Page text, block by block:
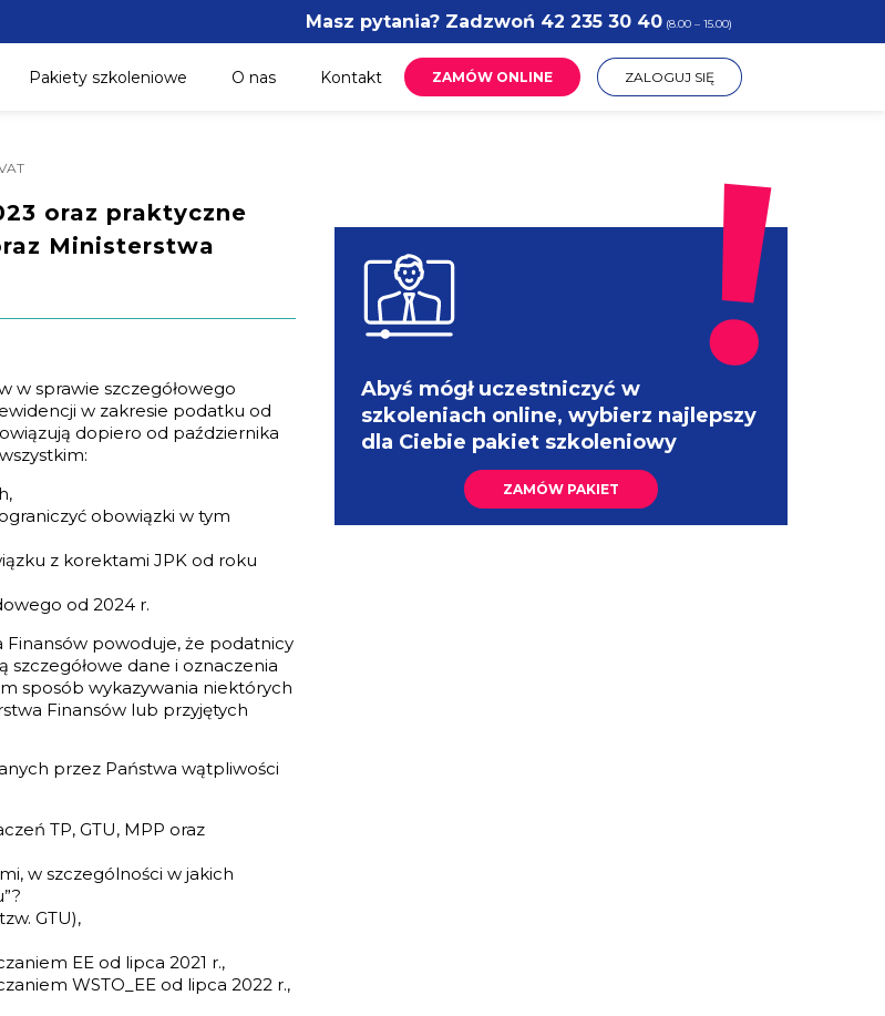
Masz pytania? Zadzwoń 42 235 30 40(8.00 – 15.00)
Pakiety szkoleniowe O nas Kontakt ZAMÓW ONLINE ZALOGUJ SIĘ
oraz praktyczne
Ministerstwa
w sprawie szczegółowego
w zakresie podatku od
dopiero od października
obowiązki w tym
z korektami JPK od roku
od 2024 r.
Finansów powoduje, że podatnicy
szczegółowe dane i oznaczenia
sposób wykazywania niektórych
Finansów lub przyjętych
przez Państwa wątpliwości
TP, GTU, MPP oraz
w szczególności w jakich
GTU),
EE od lipca 2021 r.,
WSTO_EE od lipca 2022 r.,
Abyś mógł uczestniczyć w
szkoleniach online, wybierz najlepszy
dla Ciebie pakiet szkoleniowy
ZAMÓW PAKIET